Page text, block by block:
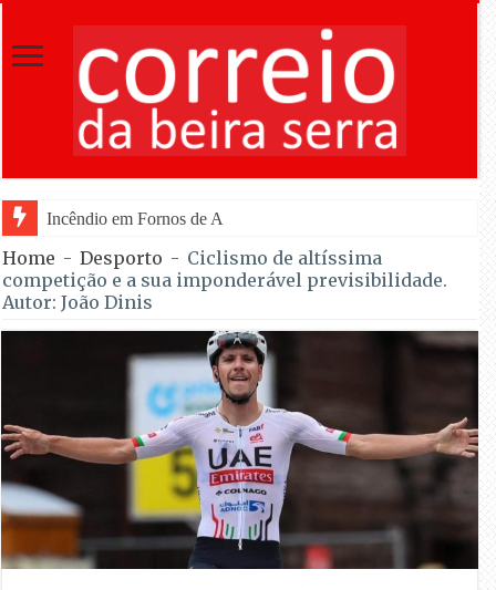
Incêndio em Fornos de Algodres dominado após combate duran
Home - Desporto - Ciclismo de altíssima
competição e a sua imponderável previsibilidade.
Autor: João Dinis